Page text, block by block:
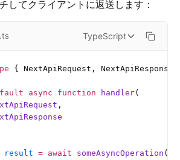
してクライアントに返送します：
TypeScript
{ NextApiRequest,
async function handler(
,
result = await someAsyncOperation ()